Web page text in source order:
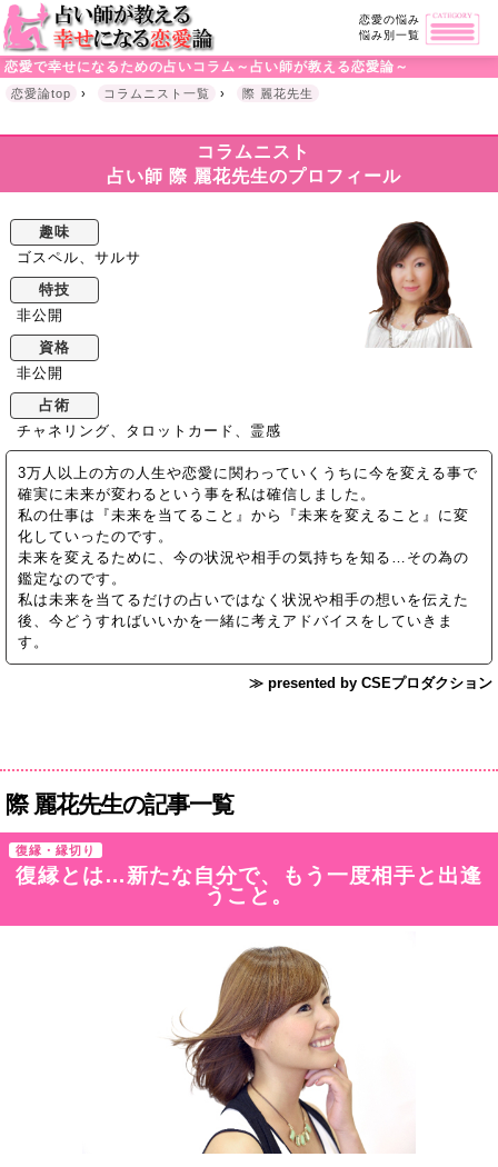
恋愛の悩み
悩み別一覧
恋愛で幸せになるための占いコラム～占い師が教える恋愛論～
恋愛論top › コラムニスト一覧 › 際 麗花先生
コラムニスト
占い師 際 麗花先生のプロフィール
趣味
ゴスペル、サルサ
特技
非公開
資格
非公開
占術
チャネリング、タロットカード、霊感
3万人以上の方の人生や恋愛に関わっていくうちに今を変える事で
確実に未来が変わるという事を私は確信しました。
私の仕事は『未来を当てること』から『未来を変えること』に変
化していったのです。
未来を変えるために、今の状況や相手の気持ちを知る…その為の
鑑定なのです。
私は未来を当てるだけの占いではなく状況や相手の想いを伝えた
後、今どうすればいいかを一緒に考えアドバイスをしていきま
す。
≫ presented by CSEプロダクション
際 麗花先生の記事一覧
復縁・縁切り
復縁とは…新たな自分で、もう一度相手と出逢
うこと。